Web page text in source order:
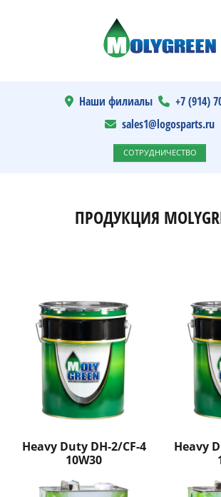
Наши филиалы
+7 (914)
sales1@logosparts.ru
СОТРУДНИЧЕСТВО
ПРОДУКЦИЯ
Heavy Duty DH-2/CF-4
10W30
Heavy